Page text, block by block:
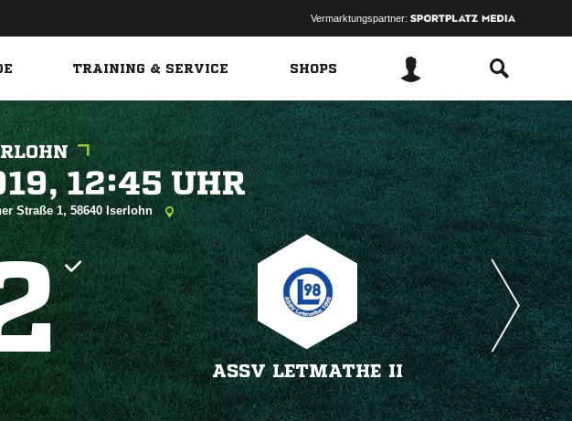
Vermarktungspartner:
TRAINING & SERVICE SHOPS
  
Straße 1, 58640 Iserlohn
ASSV LETMATHE II